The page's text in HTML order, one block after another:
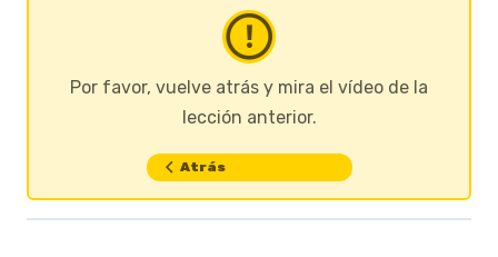
Por favor, vuelve atrás y mira el vídeo de la
lección anterior.
Atrás